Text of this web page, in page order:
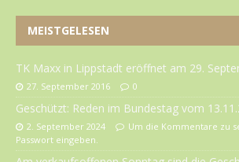
MEISTGELESEN
TK Maxx in Lippstadt eröffnet am 29.
27. September 2016 0
Geschützt: Reden im Bundestag vom
2. September 2024
Um die Kommentare zu
Passwort eingeben.